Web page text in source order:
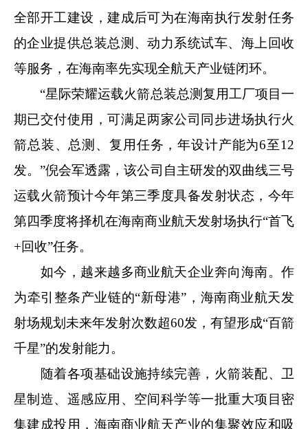
全部开工建设，建成后可为在海南执行发射任务
的企业提供总装总测、动力系统试车、海上回收
等服务，在海南率先实现全航天产业链闭环。
“星际荣耀运载火箭总装总测复用工厂项目一
期已交付使用，可满足两家公司同步进场执行火
箭总装、总测、复用任务，年设计产能为6至12
发。”倪会军透露，该公司自主研发的双曲线三号
运载火箭预计今年第三季度具备发射状态，今年
第四季度将择机在海南商业航天发射场执行“首飞
+回收”任务。
如今，越来越多商业航天企业奔向海南。作
为牵引整条产业链的“新母港”，海南商业航天发
射场规划未来年发射次数超60发，有望形成“百箭
千星”的发射能力。
随着各项基础设施持续完善，火箭装配、卫
星制造、遥感应用、空间科学等一批重大项目密
集建成投用，海南商业航天产业的集聚效应和吸